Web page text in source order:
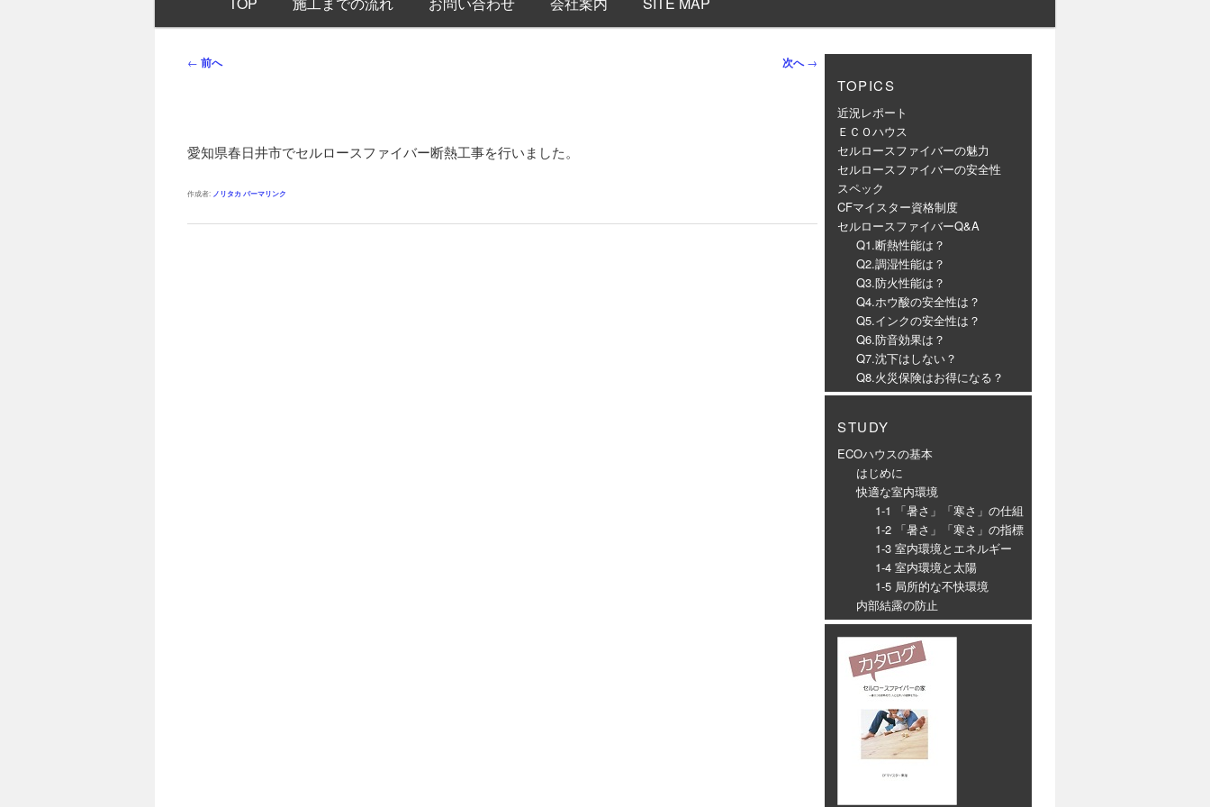
ン
投
ゲ
シ
← 前へ 次へ→
愛知県春日井市でセルロースファイバー断熱工事を行いました。
作成者: ノリタカ パーマリンク
TOPICS
近況レポート
ＥＣＯハウス
セルロースファイバーの魅力
セルロースファイバーの安全性
スペック
CFマイスター資格制度
セルロースファイバーQ&A
Q1.断熱性能は？
Q2.調湿性能は？
Q3.防火性能は？
Q4.ホウ酸の安全性は？
Q5.インクの安全性は？
Q6.防音効果は？
Q7.沈下はしない？
Q8.火災保険はお得になる？
STUDY
ECOハウスの基本
はじめに
快適な室内環境
1-1 「暑さ」「寒さ」の仕組
1-2 「暑さ」「寒さ」の指標
1-3 室内環境とエネルギー
1-4 室内環境と太陽
1-5 局所的な不快環境
内部結露の防止